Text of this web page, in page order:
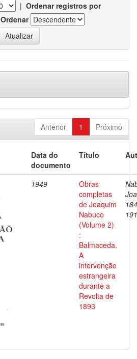
| Ordenar registros por
Ordenar
Anterior 1 Próximo
Data do
documento
Título
1949
Obras
completas
de Joaquim
Nabuco
(Volume 2)
:
Balmaceda.
A
intervenção
estrangeira
durante a
Revolta de
1893